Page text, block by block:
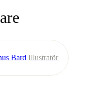
Bard Illustratör